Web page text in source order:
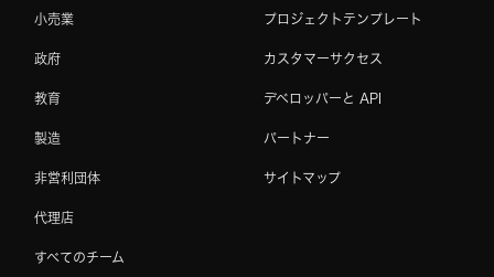
小売業
政府
教育
製造
非営利団体
代理店
すべてのチーム
プロジェクトテンプレート
カスタマーサクセス
デベロッパーと API
パートナー
サイトマップ